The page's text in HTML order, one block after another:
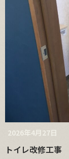
2026年4月27日
トイレ改修工事